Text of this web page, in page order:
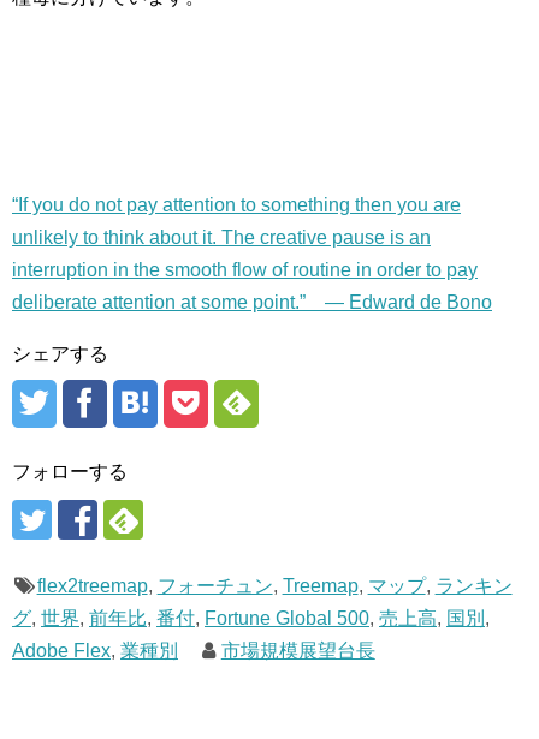
“If you do not pay attention to something then you are
unlikely to think about it. The creative pause is an
interruption in the smooth flow of routine in order to pay
deliberate attention at some point.” — Edward de Bono
シェアする
フォローする
flex2treemap, フォーチュン, Treemap, マップ, ランキン
グ, 世界, 前年比, 番付, Fortune Global 500, 売上高, 国別 ,
Adobe Flex, 業種別 市場規模展望台長